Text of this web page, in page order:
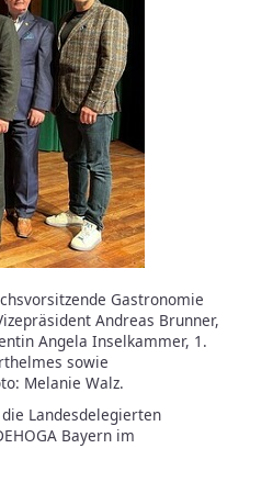
Gastronomie
Andreas Brunner,
Angela Inselkammer, 1.
sowie
Melanie Walz.
Landesdelegierten
Bayern im